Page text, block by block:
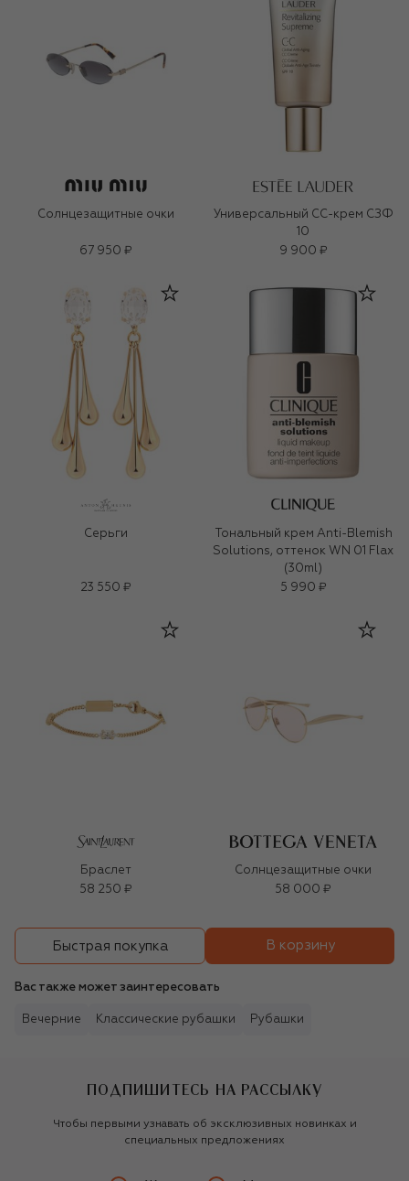
Солнцезащитные очки
67 950 ₽
Универсальный СС-крем СЗФ
10
9 900 ₽
Серьги
23 550 ₽
Тональный крем Anti-Blemish
Solutions, оттенок WN 01 Flax
(30ml)
5 990 ₽
Браслет
58 250 ₽
Солнцезащитные очки
58 000 ₽
Быстрая покупка В корзину
Вас также может заинтересовать
Вечерние Классические рубашки Рубашки
ПОДПИШИТЕСЬ НА РАССЫЛКУ
Чтобы первыми узнавать об эксклюзивных новинках и
специальных предложениях